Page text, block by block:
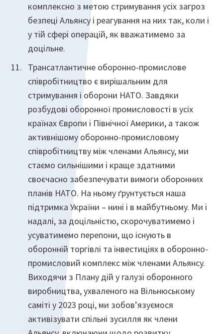
комплексно з метою стримування усіх загроз
безпеці Альянсу і реагування на них так, коли і
у тій сфері операцій, як вважатимемо за
доцільне.
Трансатлантичне оборонно-промислове
співробітництво є вирішальним для
стримування і оборони НАТО. Завдяки
розбудові оборонної промисловості в усіх
країнах Європи і Північної Америки, а також
активнішому оборонно-промисловому
співробітництву між членами Альянсу, ми
стаємо сильнішими і краще здатними
своєчасно забезпечувати вимоги оборонних
планів НАТО. На ньому ґрунтується наша
підтримка України – нині і в майбутньому. Ми і
надалі, за доцільністю, скорочуватимемо і
усуватимемо перепони, що існують в
оборонній торгівлі та інвестиціях в оборонно-
промисловий комплекс між членами Альянсу.
Виходячи з Плану дій у галузі оборонного
виробництва, ухваленого на Вільнюському
саміті у 2023 році, ми зобов’язуємося
активізувати спільні зусилля як члени